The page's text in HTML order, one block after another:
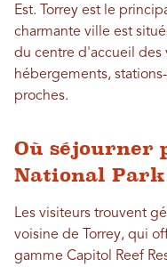
Est. Torrey est le
charmante ville est
du centre d'accueil des
hébergements,
proches.
Où séjourner
National Park
Les visiteurs trouvent
voisine de Torrey, qui
gamme Capitol Reef